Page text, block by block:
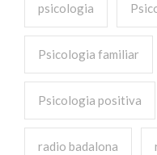
psicologia
Psicologia familiar
Psicologia positiva
radio badalona